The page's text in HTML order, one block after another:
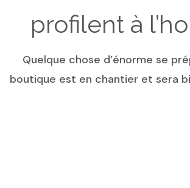
profilent à
Quelque chose d’énorme se
boutique est en chantier et sera